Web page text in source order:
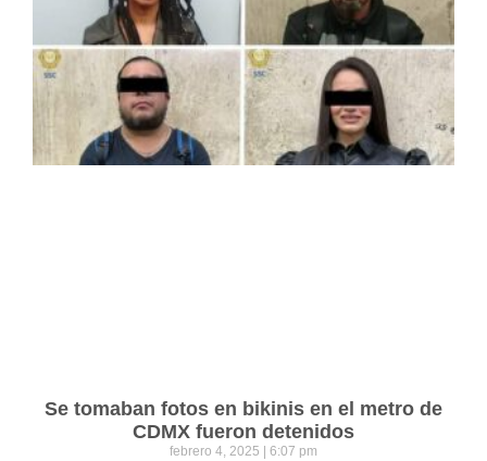
Se tomaban fotos en bikinis en el metro de
CDMX fueron detenidos
febrero 4, 2025 6:07 pm